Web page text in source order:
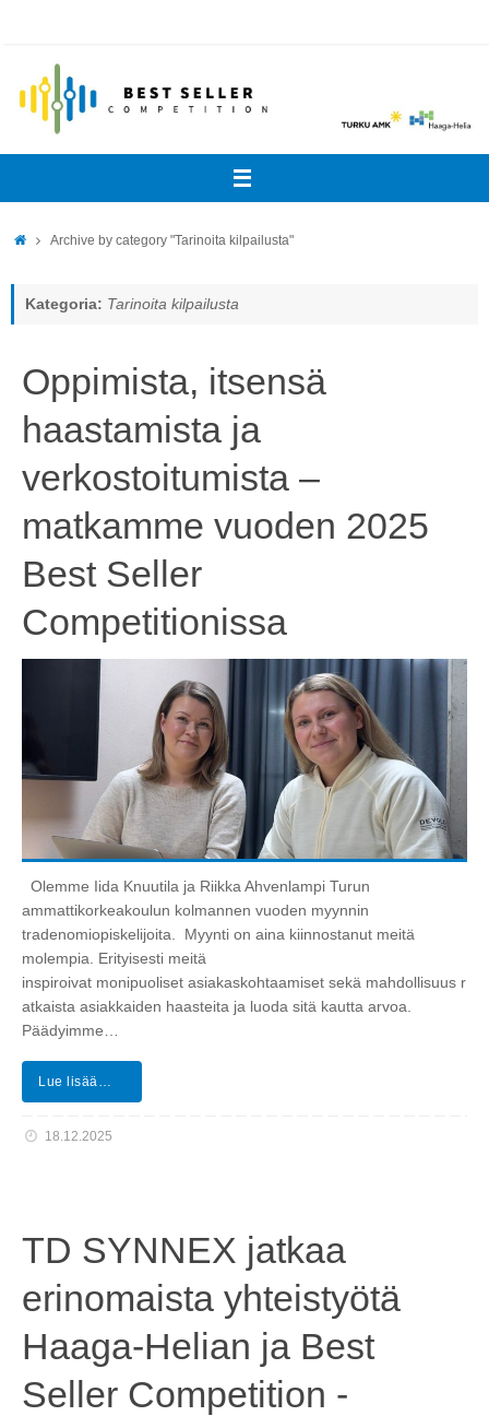
HomeArchive by category "Tarinoita kilpailusta"
Kategoria: Tarinoita kilpailusta
Oppimista, itsensä
haastamista ja
verkostoitumista –
matkamme vuoden 2025
Best Seller
Competitionissa
Olemme Iida Knuutila ja Riikka Ahvenlampi Turun
ammattikorkeakoulun kolmannen vuoden myynnin
tradenomiopiskelijoita. Myynti on aina kiinnostanut meitä
molempia. Erityisesti meitä
inspiroivat monipuoliset asiakaskohtaamiset sekä mahdollisuus r
atkaista asiakkaiden haasteita ja luoda sitä kautta arvoa.
Päädyimme…
Lue lisää…
18.12.2025
TD SYNNEX jatkaa
erinomaista yhteistyötä
Haaga-Helian ja Best
Seller Competition -